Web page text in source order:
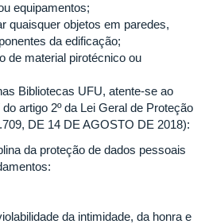
equipamentos;
quaisquer objetos em paredes,
da edificação;
de material pirotécnico ou
Bibliotecas UFU, atente-se ao
artigo 2º da Lei Geral de Proteção
DE 14 DE AGOSTO DE 2018):
da proteção de dados pessoais
da intimidade, da honra e